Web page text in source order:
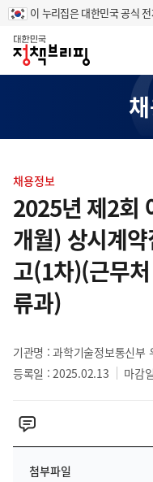
이 누리집은 대한민국 공식
홈
텐
츠
영
역
채용정보
2025년 제2회
개월) 상시계
고(1차)(근무
류과)
기관명 : 과학기술정보통신부
등록일 : 2025.02.13
마감
첨부파일